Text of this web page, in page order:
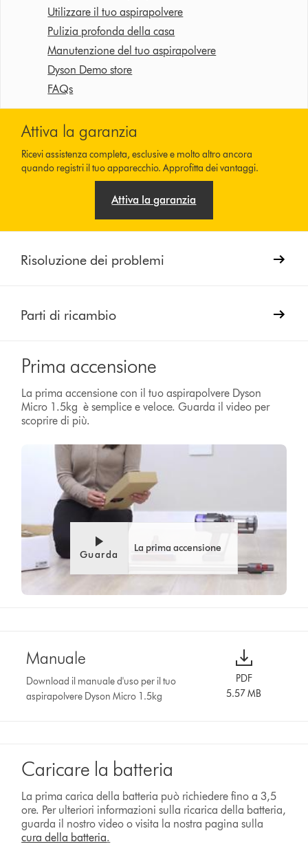
Utilizzare il tuo aspirapolvere
Pulizia profonda della casa
Manutenzione del tuo aspirapolvere
Dyson Demo store
FAQs
Attiva la garanzia
Ricevi assistenza completa, esclusive e molto altro ancora
quando registri il tuo apparecchio. Approfitta dei vantaggi.
Attiva la garanzia
Risoluzione dei problemi
Parti di ricambio
Prima accensione
La prima accensione con il tuo aspirapolvere Dyson
Micro 1.5kg è semplice e veloce. Guarda il video per
scoprire di più.
Guarda
La prima accensione
Manuale
Download il manuale d'uso per il tuo
aspirapolvere Dyson Micro 1.5kg
PDF
5.57 MB
Caricare la batteria
La prima carica della batteria può richiedere fino a 3,5
ore. Per ulteriori informazioni sulla ricarica della batteria,
guarda il nostro video o visita la nostra pagina sulla
cura della batteria.